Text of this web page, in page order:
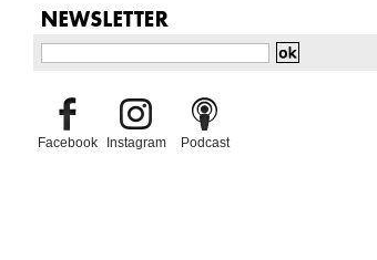
Facebook Instagram Podcast